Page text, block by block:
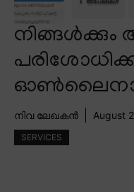
നിവ ലേഖകൻ August
SERVICES